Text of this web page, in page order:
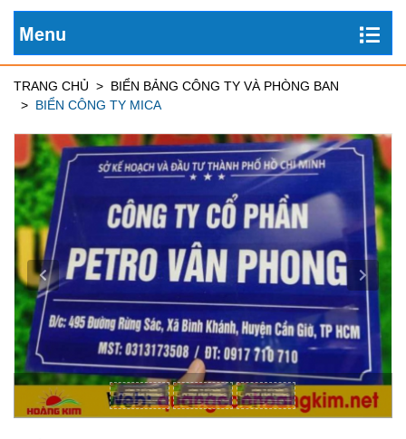
Menu
TRANG CHỦ
BIỂN BẢNG CÔNG TY VÀ PHÒNG BAN
BIỂN CÔNG TY MICA